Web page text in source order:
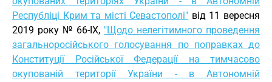
Республіці Крим та місті Севастополі" від 11 вересня
2019 року № 66-IX, "Щодо нелегітимного проведення
загальноросійського голосування по поправках до
Конституції Російської Федерації на тимчасово
окупованій території України - в Автономній